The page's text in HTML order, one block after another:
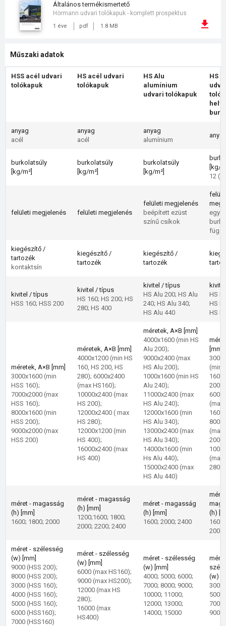
általános termékismertető
1 éve pdf 1.8 MB
Hörmann udvari tolókapuk - komplett prospektus
Műszaki adatok
HSS acél udvari
tolókapuk
HS acél udvari
tolókapuk
HS Alu
alumínium
udvari tolókapuk
HS
anyag
acél
anyag
acél
anyag
alumínium
burkolatsúly
[kg/m²]
burkolatsúly
[kg/m²]
burkolatsúly
[kg/m²]
[kg/
12
felületi megjelenés felületi megjelenés
felületi megjelenés
beépített ezüst
színű csíkok
függ
kiegészítő /
tartozék
kontaktsín
kiegészítő /
tartozék
kiegészítő /
tartozék
kivitel / típus
HSS 160; HSS 200
kivitel / típus
HS 160; HS 200; HS
280; HS 400
kivitel / típus
HS Alu 200; HS Alu
240; HS Alu 340;
HS Alu 440
HS
HS
HS
méretek, A×B [mm]
3000x1600 (min
HSS 160);
7000x2000 (max
HSS 160);
8000x1600 (min
HSS 200);
9000x2000 (max
HSS 200)
méretek, A×B [mm]
4000x1200 (min HS
160, HS 200, HS
280); 6000x2400
(max HS160);
10000x2400 (max
HS 200);
12000x2400 ( max
HS 280);
12000x1200 (min
HS 400);
16000x2400 (max
HS 400)
méretek, A×B [mm]
4000x1600 (min HS
Alu 200);
9000x2400 (max
HS Alu 200);
1000x1600 (min HS
Alu 240);
11000x2400 (max
HS Alu 240);
12000x1600 (min
HS Alu 340);
13000x2400 (max
HS Alu 340);
14000x1600 (min
Hs Alu 440);
15000x2400 (max
HS Alu 440)
[mm]
(min
160,
(max
160);
(max
200);
(max
280)
méret - magasság
(h) [mm]
1600; 1800; 2000
méret - magasság
(h) [mm]
1200;1600; 1800;
2000; 2200; 2400
méret - magasság
(h) [mm]
1600; 2000; 2400
(h)
2000
méret - szélesség
(w) [mm]
9000 (HSS 200);
8000 (HSS 200);
3000 (HSS 160);
4000 (HSS 160);
5000 (HSS 160);
6000 (HSS160);
7000 (HSS160)
méret - szélesség
(w) [mm]
6000 (max HS160);
9000 (max HS200);
12000 (max HS
280);
16000 (max
HS400)
méret - szélesség
(w) [mm]
4000; 5000; 6000;
7000; 8000; 9000;
10000; 11000;
12000; 13000;
14000; 15000
(w)